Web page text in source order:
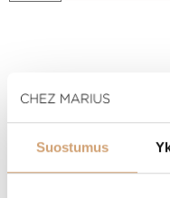
Suostumus
Tuotekuvaus
Hoito-ohjeet